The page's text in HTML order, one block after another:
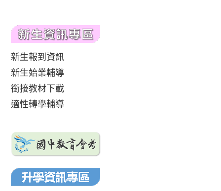
新生報到資訊
新生始業輔導
銜接教材下載
適性轉學輔導